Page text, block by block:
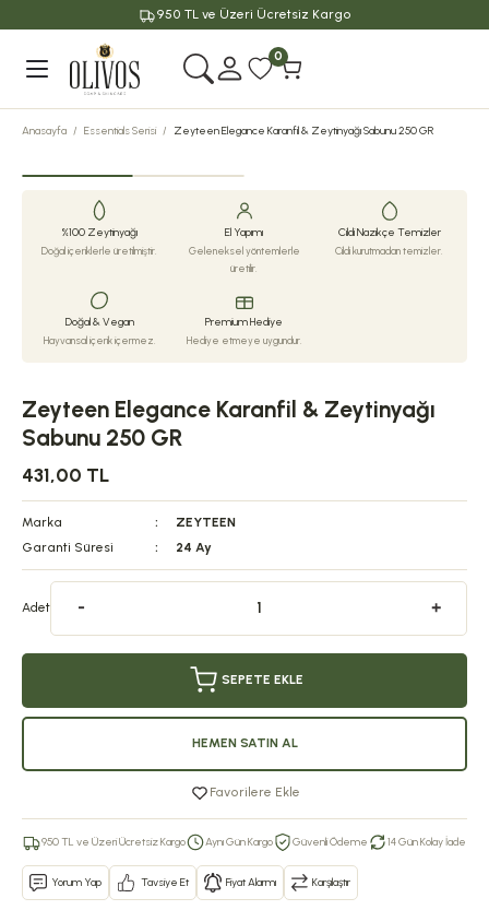
950 TL ve Üzeri Ücretsiz Kargo
Geri Dön
0
Anasayfa Essentials Serisi Zeyteen Elegance Karanfil & Zeytinyağı Sabunu 250 GR
%100 Zeytinyağı
Doğal içeriklerle üretilmiştir.
El Yapımı
Geleneksel yöntemlerle
üretilir.
Cildi Nazikçe Temizler
Cildi kurutmadan temizler.
Doğal & Vegan
Hayvansal içerik içermez.
Premium Hediye
Hediye etmeye uygundur.
Zeyteen Elegance Karanfil & Zeytinyağı
Sabunu 250 GR
431,00 TL
Marka
ZEYTEEN
Garanti Süresi
24 Ay
Adet
SEPETE EKLE
HEMEN SATIN AL
Favorilere Ekle
950 TL ve Üzeri Ücretsiz Kargo Aynı Gün Kargo Güvenli Ödeme 14 Gün Kolay İade
Yorum Yap Tavsiye Et Fiyat Alarmı Karşılaştır